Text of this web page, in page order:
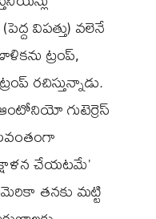
విపత్తు) వలెనే
ట్రంప్‌,
రచిస్తున్నాడు.
గుటెర్రెస్‌
చేయటమే’
తనకు మట్టి